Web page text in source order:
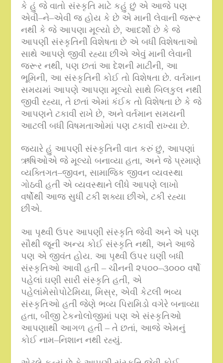
કે હું જે વાતો સંસ્કૃતિ માટે કહું છું એ આજે પણ
એવી–ને–એવી જ હોય કે છે એ માની લેવાની જરૂર
નથી કે જે આપણા મૂલ્યો છે, આદર્શો છે કે જે
આપણી સંસ્કૃતિની વિશેષતા છે એ બધી વિશેષતાઓ
સાથે આપણે જીવી રહ્યા છીએ એવું માની લેવાની
જરૂર નથી, પણ છતાં આ દેશની માટીની, આ
ભૂમિની, આ સંસ્કૃતિની કોઈ તો વિશેષતા છે.વર્તમાન
સમયમાં આપણે આપણા મૂલ્યો સાથે બિલકુલ નથી
જીવી રહ્યા,તે છતાં એમાં કંઈક તો વિશેષતા છે કે જે
આપણને ટકાવી રાખે છે, અને વર્તમાન સમયની
આટલી બધી વિષમતાઓમાં પણ ટકાવી રાખ્યા છે.
જ્યારે હું આપણી સંસ્કૃતિની વાત કરું છું, આપણાં
ઋષિઓએ જે મૂલ્યો બનાવ્યા હતા, અને જે પ્રમાણે
વ્યક્તિગત–જીવન,સામાજિક જીવન વ્યવસ્થા
ગોઠવી હતી એ વ્યવસ્થાને લીધે આપણે લાખો
વર્ષોથી આજ સુધી ટકી શક્યા છીએ,ટકી રહ્યા
છીએ.
આ પૃથ્વી ઉપર આપણી સંસ્કૃતિ જેવી અને એ પણ
સૌથી જૂની અન્ય કોઈ સંસ્કૃતિ નથી, અને આજે
પણ એ જીવંત હોય. આ પૃથ્વી ઉપર ઘણી બધી
સંસ્કૃતિઓ આવી હતી– ચીનની ૨૫૦૦–૩૦૦૦ વર્ષો
પહેલાં ઘણી સારી સંસ્કૃતિ હતી, એ
પહેલાંમેસોપોટેમિયા, મિસ્ર, એવી કેટલી ભવ્ય
સંસ્કૃતિઓ હતી જેણે ભવ્ય પિરામિડો વગેરે બનાવ્યા
હતા,બીજી ટેકનોલોજીમાં પણ એ સંસ્કૃતિઓ
આપણાથી આગળ હતી – તે છતાં, આજે એમનું
કોઈ નામ–નિશાન નથી રહ્યું.